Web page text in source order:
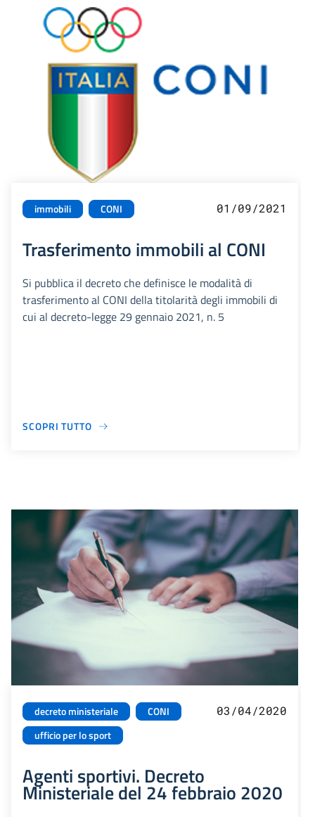
immobili CONI 01/09/2021
Trasferimento immobili al CONI
Si pubblica il decreto che definisce le modalità di
trasferimento al CONI della titolarità degli immobili di
cui al decreto-legge 29 gennaio 2021, n. 5
SCOPRI TUTTO
decreto ministeriale
CONI
ufficio per lo sport
03/04/2020
Agenti sportivi. Decreto
Ministeriale del 24 febbraio 2020